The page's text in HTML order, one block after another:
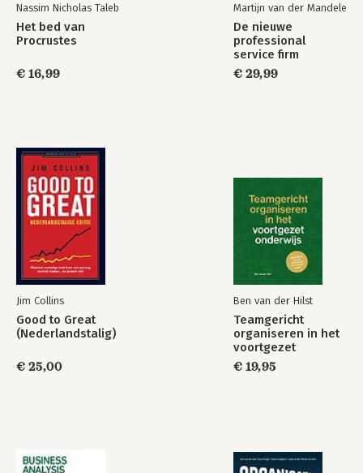
Innovatie Jij.nu
Nassim Nicholas Taleb
Het bed van
Procrustes
€ 16,99
Martijn van der Mandele
De nieuwe
professional
service firm
€ 29,99
Jim Collins
Good to Great
(Nederlandstalig)
€ 25,00
Ben van der Hilst
Teamgericht
organiseren in het
voortgezet
onderwijs
€ 19,95